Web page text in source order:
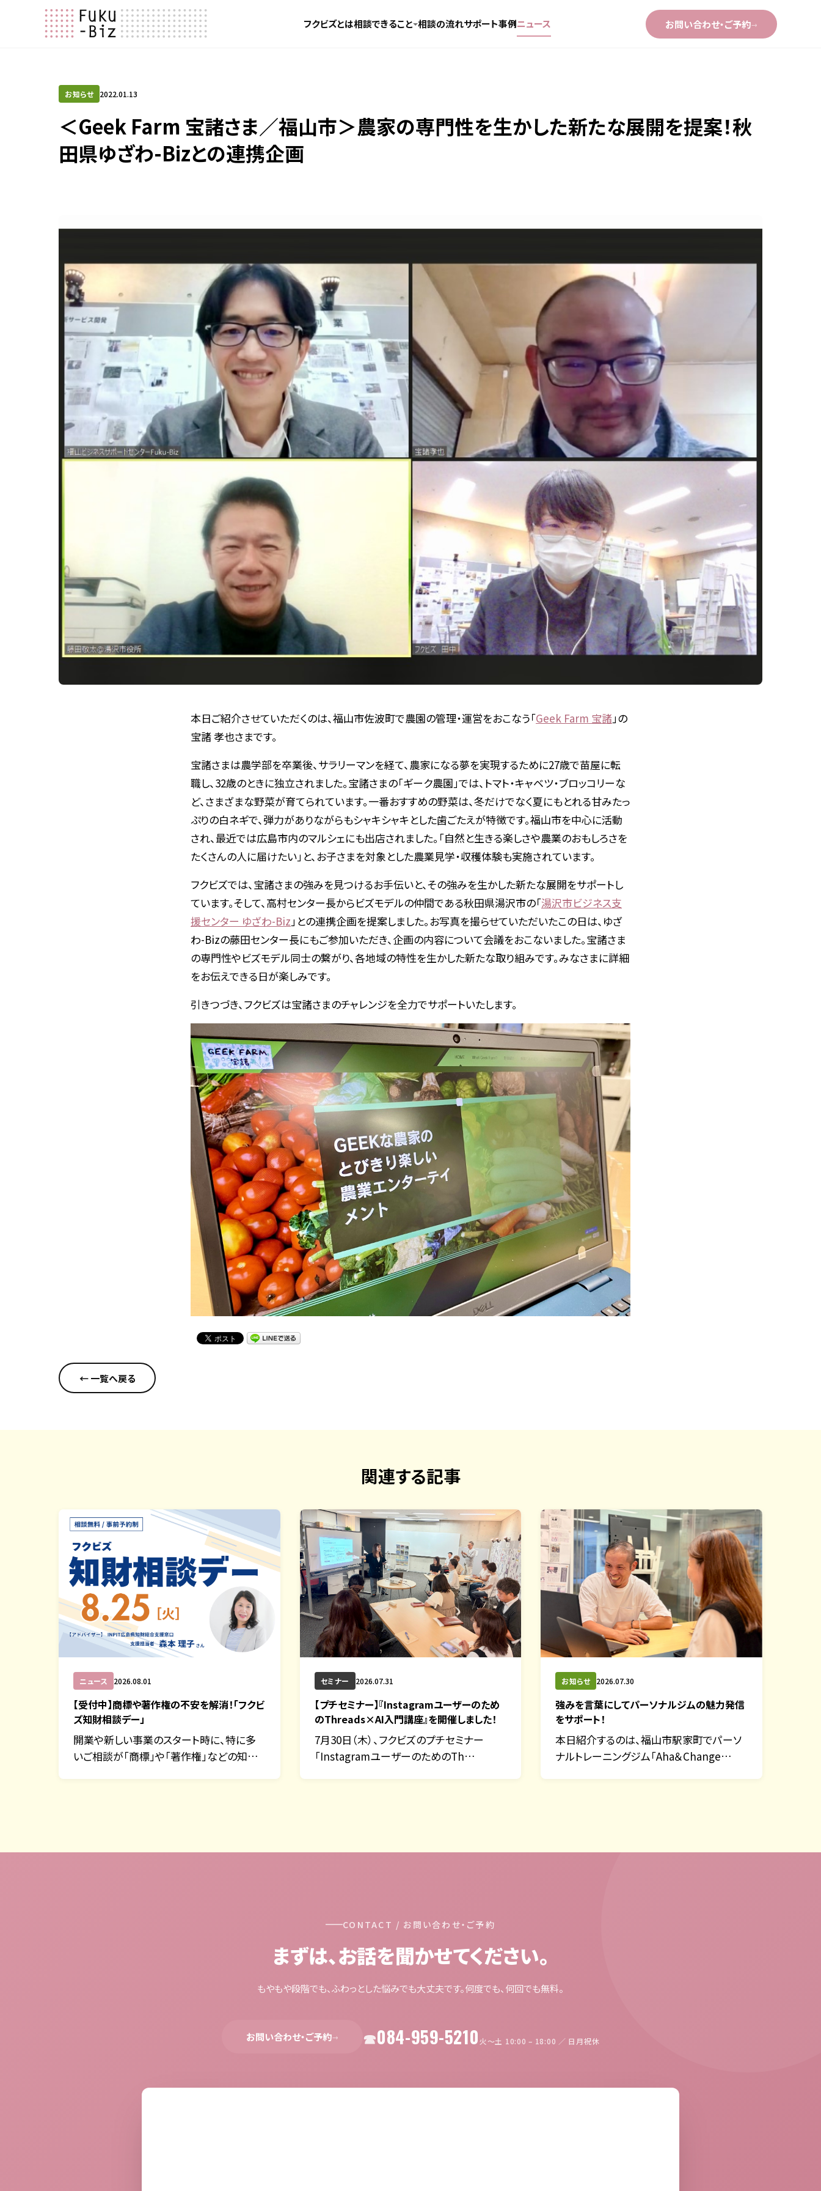
フクビズとは相談できること 相談の流れサポート事例ニュース お問い合わせ・ご予約→
お知らせ 2022.01.13
＜Geek Farm 宝諸さま／福山市＞農家の専門性を生かした新たな展開を提案！秋
田県ゆざわ-Bizとの連携企画
本日ご紹介させていただくのは、福山市佐波町で農園の管理・運営をおこなう「Geek Farm 宝諸」の
宝諸 孝也さまです。
宝諸さまは農学部を卒業後、サラリーマンを経て、農家になる夢を実現するために27歳で苗屋に転
職し、32歳のときに独立されました。宝諸さまの「ギーク農園」では、トマト・キャベツ・ブロッコリーな
ど、さまざまな野菜が育てられています。一番おすすめの野菜は、冬だけでなく夏にもとれる甘みたっ
ぷりの白ネギで、弾力がありながらもシャキシャキとした歯ごたえが特徴です。福山市を中心に活動
され、最近では広島市内のマルシェにも出店されました。「自然と生きる楽しさや農業のおもしろさを
たくさんの人に届けたい」と、お子さまを対象とした農業見学・収穫体験も実施されています。
フクビズでは、宝諸さまの強みを見つけるお手伝いと、その強みを生かした新たな展開をサポートし
ています。そして、高村センター長からビズモデルの仲間である秋田県湯沢市の「湯沢市ビジネス支
援センター ゆざわ-Biz 」との連携企画を提案しました。お写真を撮らせていただいたこの日は、ゆざ
わ-Bizの藤田センター長にもご参加いただき、企画の内容について会議をおこないました。宝諸さま
の専門性やビズモデル同士の繋がり、各地域の特性を生かした新たな取り組みです。みなさまに詳細
をお伝えできる日が楽しみです。
引きつづき、フクビズは宝諸さまのチャレンジを全力でサポートいたします。
← 一覧へ戻る
関連する記事
ニュース 2026.08.01
【受付中】商標や著作権の不安を解消！「フクビ
ズ知財相談デー」
開業や新しい事業のスタート時に、特に多
いご相談が「商標」や「著作権」などの知的
セミナー 2026.07.31
【プチセミナー】『Instagramユーザーのため
のThreads×AI入門講座』を開催しました！
7月30日（木）、フクビズのプチセミナー
「InstagramユーザーのためのTh…
お知らせ 2026.07.30
強みを言葉にしてパーソナルジムの魅力発信
をサポート！
本日紹介するのは、福山市駅家町でパーソ
ナルトレーニングジム「Aha＆Change…
CONTACT / お問い合わせ・ご予約
まずは、お話を聞かせてください。
もやもや段階でも、ふわっとした悩みでも大丈夫です。何度でも、何回でも無料。
お問い合わせ・ご予約→ 084-959-5210火〜土 10:00 – 18:00 ／ 日月祝休